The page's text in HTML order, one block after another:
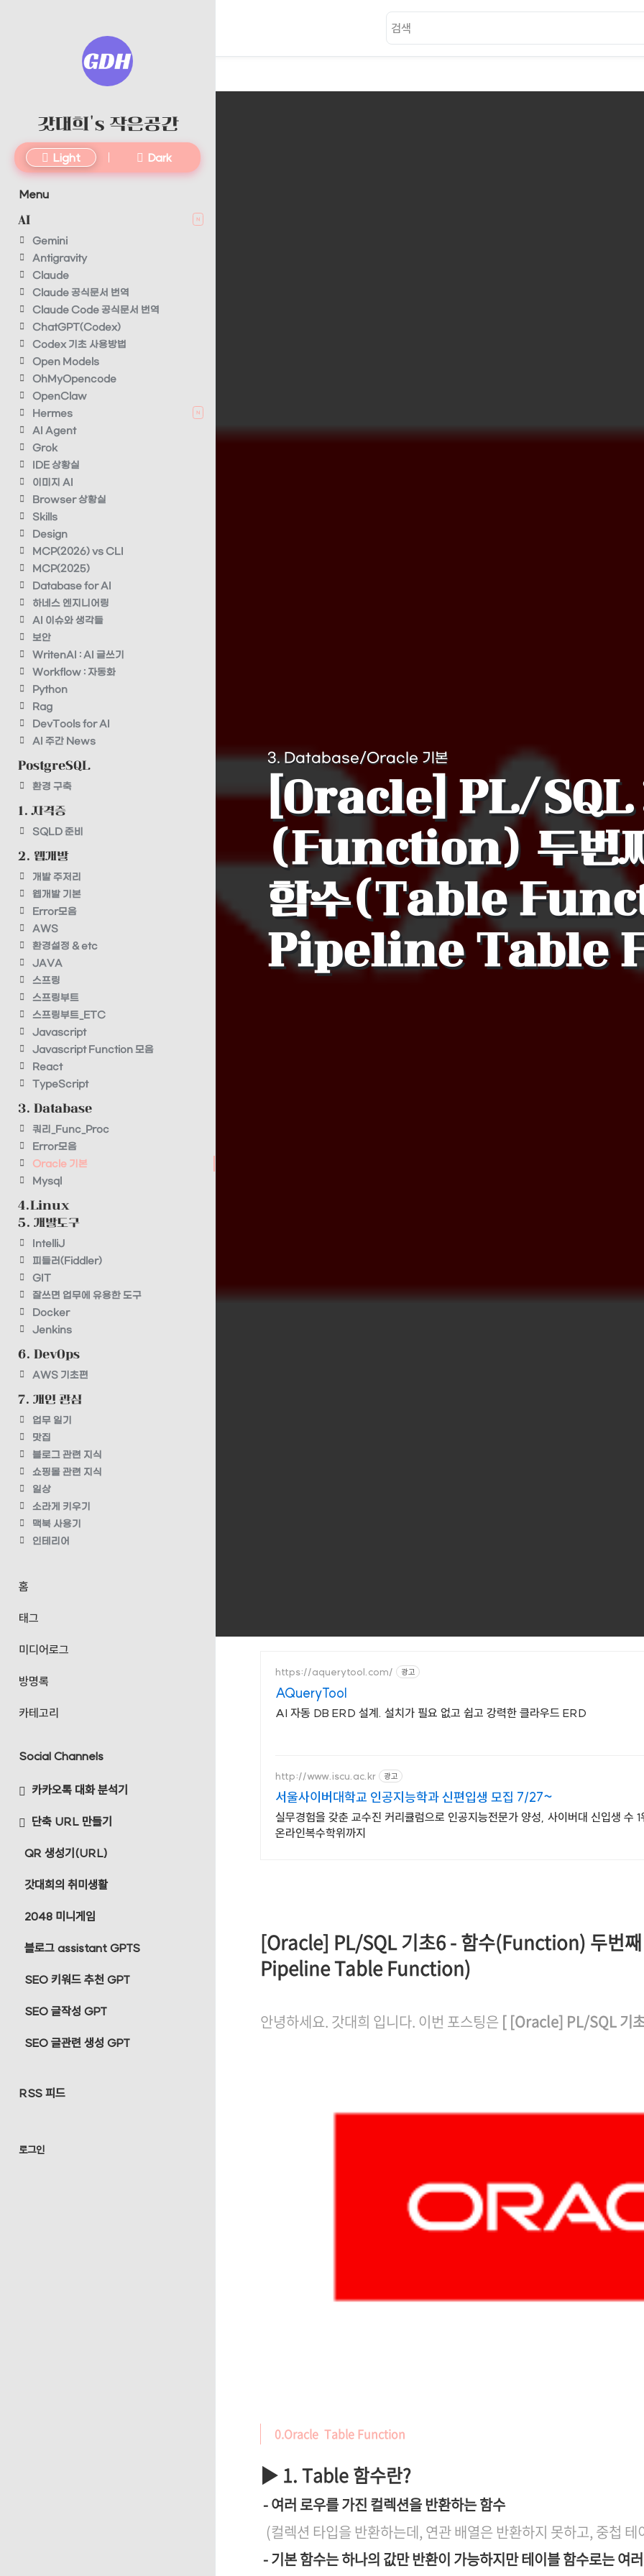
갓대희's 작은공간
Light Dark
Menu
AI N
Gemini
Antigravity
Claude
Claude 공식문서 번역
Claude Code 공식문서 번역
ChatGPT(Codex)
Codex 기초 사용방법
Open Models
OhMyOpencode
OpenClaw
Hermes
N
AI Agent
Grok
IDE 상황실
이미지 AI
Browser 상황실
Skills
Design
MCP(2026) vs CLI
MCP(2025)
Database for AI
하네스 엔지니어링
AI 이슈와 생각들
보안
WritenAI : AI 글쓰기
Workflow : 자동화
Python
Rag
DevTools for AI
AI 주간 News
PostgreSQL
환경 구축
1. 자격증
SQLD 준비
2. 웹개발
개발 주저리
웹개발 기본
Error모음
AWS
환경설정 & etc
JAVA
스프링
스프링부트
스프링부트_ETC
Javascript
Javascript Function 모음
React
TypeScript
3. Database
쿼리_Func_Proc
Error모음
Oracle 기본
Mysql
4.Linux
5. 개발도구
IntelliJ
피들러(Fiddler)
GIT
잘쓰면 업무에 유용한 도구
Docker
Jenkins
6. DevOps
AWS 기초편
7. 개인 관심
업무 일기
맛집
블로그 관련 지식
쇼핑몰 관련 지식
일상
소라게 키우기
맥북 사용기
인테리어
홈
태그
미디어로그
방명록
카테고리
Social Channels
카카오톡 대화 분석기
단축 URL 만들기
QR 생성기(URL)
갓대희의 취미생활
2048 미니게임
블로그 assistant GPTS
SEO 키워드 추천 GPT
SEO 글작성 GPT
SEO 글관련 생성 GPT
RSS 피드
로그인
3. Database/Oracle 기본
[Oracle] PL/SQL
(Function) 두번
함수(Table
Pipeline Table
https://aquerytool.com/ 광고
AQueryTool
AI 자동 DB ERD 설계. 설치가 필요 없고 쉽고 강력한 클라우드 ERD
http://www.iscu.ac.kr 광고
서울사이버대학교 인공지능학과 신편입생 모집 7/27~
실무경험을 갖춘 교수진 커리큘럼으로 인공지능전문가 양성, 사이버대 신입생 수
온라인복수학위까지
[Oracle] PL/SQL 기초6 - 함수(Function) 두번
Pipeline Table Function)
안녕하세요. 갓대희 입니다. 이번 포스팅은 [ [Oracle] PL/SQL 기
0.Oracle Table Function
▶ 1. Table 함수란?
- 여러 로우를 가진 컬렉션을 반환하는 함수
(컬렉션 타입을 반환하는데, 연관 배열은 반환하지 못하고, 중첩
- 기본 함수는 하나의 값만 반환이 가능하지만 테이블 함수로는 여